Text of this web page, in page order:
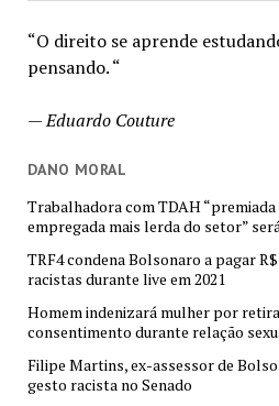
“O direito se aprende
pensando. “
—Eduardo Couture
DANO MORAL
Trabalhadora com TDAH “premiada
empregada mais lerda do setor”
TRF4 condena Bolsonaro a pagar
racistas durante live em 2021
Homem indenizará mulher por
consentimento durante relação
Filipe Martins, ex-assessor de
gesto racista no Senado